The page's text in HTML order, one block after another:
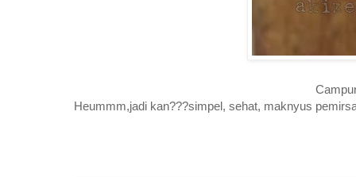
Heummm,jadi kan???simpel, sehat, maknyus